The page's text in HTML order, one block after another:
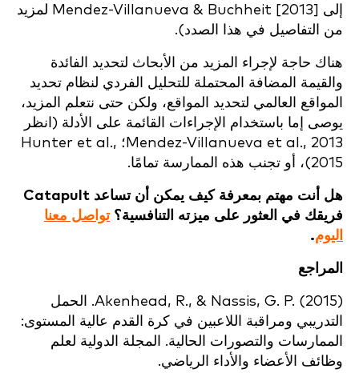
إلى Mendez-Villanueva & Buchheit [2013] لمزيد
من التفاصيل في هذا الصدد).
هناك حاجة لإجراء المزيد من الأبحاث لتحديد الفائدة
والقيمة المضافة المحتملة للتحليل الفردي لنظام تحديد
المواقع العالمي لتحديد المواقع، ولكن حتى نتعلم المزيد،
يوصى إما باستخدام الإجراءات القائمة على الأدلة (انظر
Mendez-Villanueva et al., 2013؛ Hunter et al.,
2015)، أو تجنب هذه الممارسة تمامًا.
هل أنت مهتم بمعرفة كيف يمكن أن تساعد Catapult
فريقك في العثور على ميزته التنافسية؟تواصل معنا
اليوم.
المراجع
Akenhead, R., & Nassis, G. P. (2015). الحمل
التدريبي ومراقبة اللاعبين في كرة القدم عالية المستوى:
الممارسات والتصورات الحالية. المجلة الدولية لعلم
وظائف الأعضاء والأداء الرياضي.